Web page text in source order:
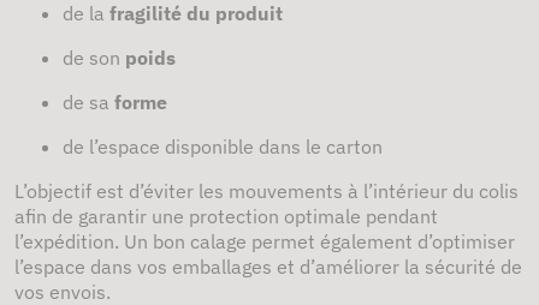
de la fragilité du produit
de son poids
de sa forme
de l’espace disponible dans le carton
L’objectif est d’éviter les mouvements à l’intérieur du colis
afin de garantir une protection optimale pendant
l’expédition. Un bon calage permet également d’optimiser
l’espace dans vos emballages et d’améliorer la sécurité de
vos envois.